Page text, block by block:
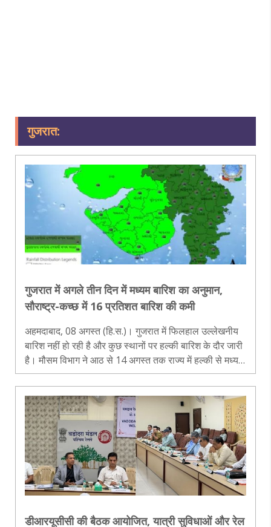
गुजरात:
गुजरात में अगले तीन दिन में मध्यम बारिश का अनुमान,
सौराष्ट्र-कच्छ में 16 प्रतिशत बारिश की कमी
अहमदाबाद, 08 अगस्त (हि.स.)। गुजरात में फिलहाल उल्लेखनीय
बारिश नहीं हो रही है और कुछ स्थानों पर हल्की बारिश के दौर जारी
है। मौसम विभाग ने आठ से 14 अगस्त तक राज्य में हल्की से मध्यम
बारिश का अनुमान जताया है। राज्य में दो मौसम प्रणालियां सक्रिय
होने स..
डीआरयूसीसी की बैठक आयोजित, यात्री सुविधाओं और रेल